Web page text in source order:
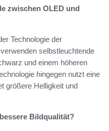
zwischen OLED und
Technologie der
selbstleuchtende
und einem höheren
hingegen nutzt eine
größere Helligkeit und
Bildqualität?